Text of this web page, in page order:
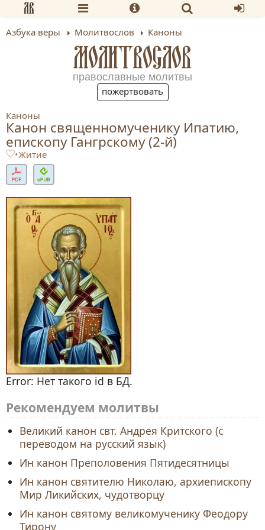
Азбука веры Молитвослов Каноны
МОЛИТВОСЛОВ
православные молитвы
пожертвовать
Каноны
Канон священномученику Ипатию,
епископу Гангрскому (2-й)
•Житие
Error: Нет такого id в БД.
Рекомендуем молитвы
Великий канон свт. Андрея Критского (с
переводом на русский язык)
Ин канон Преполовения Пятидесятницы
Ин канон святителю Николаю, архиепископу
Мир Ликийских, чудотворцу
Ин канон святому великомученику Феодору
Тирону